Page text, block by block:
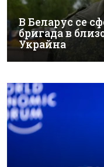
В Беларус се
бригада в
Украйна